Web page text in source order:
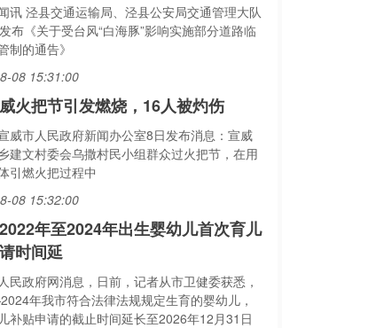
讯 泾县交通运输局、泾县公安局交通管理大队
布《关于受台风“白海豚”影响实施部分道路临
制的通告》
08 15:31:00
火把节引发燃烧，16人被灼伤
威市人民政府新闻办公室8日发布消息：宣威
建文村委会乌撒村民小组群众过火把节，在用
引燃火把过程中
08 15:32:00
年至2024年出生婴幼儿首次育儿
时间延
民政府网消息，日前，记者从市卫健委获悉，
年我市符合法律法规规定生育的婴幼儿，
补贴申请的截止时间延长至2026年12月31日